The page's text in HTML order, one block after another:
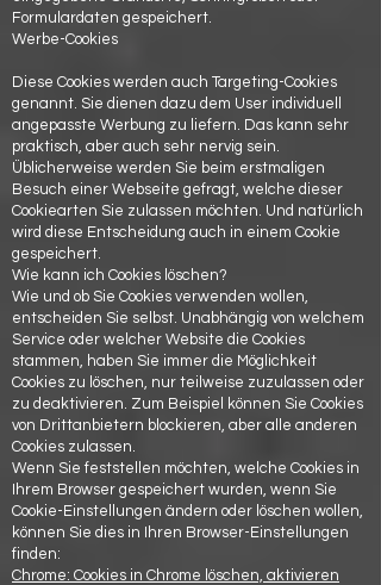
Formulardaten gespeichert.
Werbe-Cookies
Diese Cookies werden auch Targeting-Cookies
genannt. Sie dienen dazu dem User individuell
angepasste Werbung zu liefern. Das kann sehr
praktisch, aber auch sehr nervig sein.
Üblicherweise werden Sie beim erstmaligen
Besuch einer Webseite gefragt, welche dieser
Cookiearten Sie zulassen möchten. Und natürlich
wird diese Entscheidung auch in einem Cookie
gespeichert.
Wie kann ich Cookies löschen?
Wie und ob Sie Cookies verwenden wollen,
entscheiden Sie selbst. Unabhängig von welchem
Service oder welcher Website die Cookies
stammen, haben Sie immer die Möglichkeit
Cookies zu löschen, nur teilweise zuzulassen oder
zu deaktivieren. Zum Beispiel können Sie Cookies
von Drittanbietern blockieren, aber alle anderen
Cookies zulassen.
Wenn Sie feststellen möchten, welche Cookies in
Ihrem Browser gespeichert wurden, wenn Sie
Cookie-Einstellungen ändern oder löschen wollen,
können Sie dies in Ihren Browser-Einstellungen
finden:
Chrome: Cookies in Chrome löschen, aktivieren